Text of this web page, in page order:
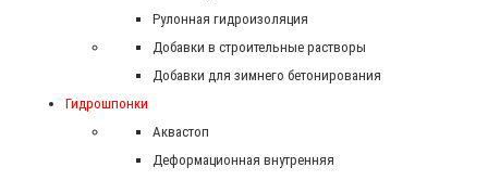
Рулонная гидроизоляция
Добавки в строительные растворы
Добавки для зимнего бетонирования
Гидрошпонки
Аквастоп
Деформационная внутренняя